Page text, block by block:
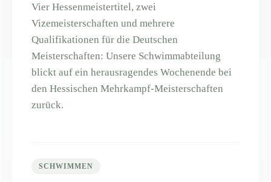
Vier Hessenmeistertitel, zwei
Vizemeisterschaften und mehrere
Qualifikationen für die Deutschen
Meisterschaften: Unsere Schwimmabteilung
blickt auf ein herausragendes Wochenende bei
den Hessischen Mehrkampf-Meisterschaften
zurück.
SCHWIMMEN